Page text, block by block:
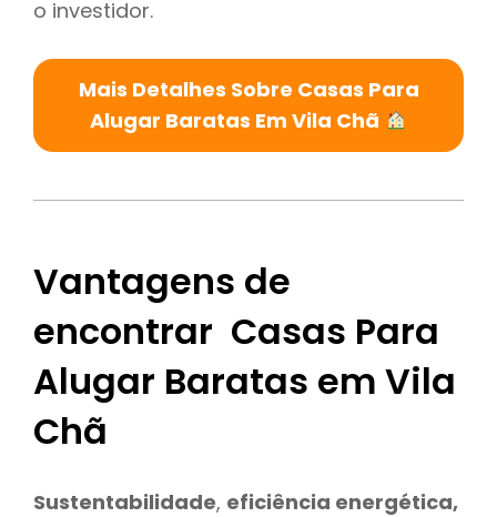
o investidor.
Mais Detalhes Sobre Casas Para
Alugar Baratas Em Vila Chã
Vantagens de
encontrar Casas Para
Alugar Baratas em Vila
Chã
Sustentabilidade, eficiência energética,